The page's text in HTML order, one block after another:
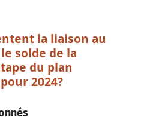
la liaison au
solde de la
du plan
2024?